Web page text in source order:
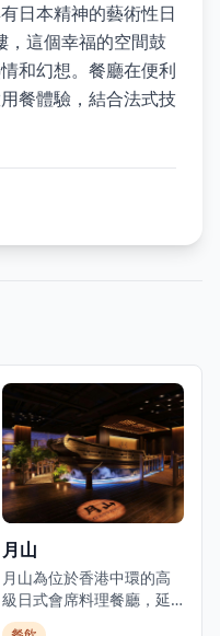
日本精神的藝術性日
，這個幸福的空間鼓
和幻想。餐廳在便利
餐體驗，結合法式技
月山
月山為位於香港中環的高
級日式會席料理餐廳，延
續米芝蓮星級日本料理的